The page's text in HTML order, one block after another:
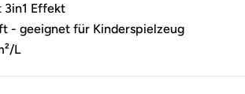
3in1 Effekt
- geeignet für Kinderspielzeug
L